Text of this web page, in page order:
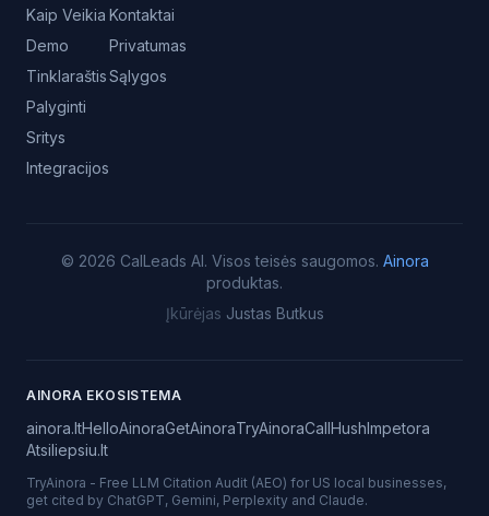
Kaip Veikia
Demo
Tinklaraštis
Palyginti
Sritys
Integracijos
Kontaktai
Privatumas
Sąlygos
© 2026 CalLeads AI. Visos teisės saugomos. Ainora
produktas.
Įkūrėjas Justas Butkus
AINORA EKOSISTEMA
ainora.ltHelloAinoraGetAinoraTryAinoraCallHushImpetora
Atsiliepsiu.lt
TryAinora - Free LLM Citation Audit (AEO) for US local businesses,
get cited by ChatGPT, Gemini, Perplexity and Claude.